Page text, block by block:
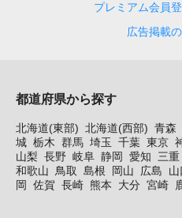
プレミアム会員
広告掲載
都道府県から探す
北海道(東部) 北海道(西部) 青森
城 栃木 群馬 埼玉 千葉 東京
山梨 長野 岐阜 静岡 愛知 三重
和歌山
鳥取 島根 岡山 広島 山
岡
佐賀 長崎 熊本 大分 宮崎